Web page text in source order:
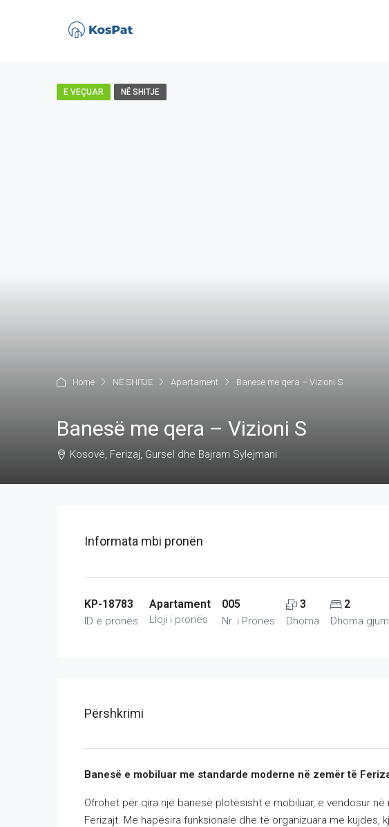
E VEÇUAR NË SHITJE
Home NË SHITJE Apartament Banesë me qera – Vizioni S
Banesë me qera – Vizioni S
Kosovë, Ferizaj, Gursel dhe Bajram Sylejmani
Informata mbi pronën
KP-18783
ID e pronës
Apartament
Lloji i pronës
005
Nr. i Pronës
3
Dhoma
2
Dhoma
Përshkrimi
Banesë e mobiluar me standarde moderne në zemër të
Ofrohet për qira një banesë plotësisht e mobiluar, e vendosur
Ferizajt. Me hapësira funksionale dhe të organizuara me kujdes,